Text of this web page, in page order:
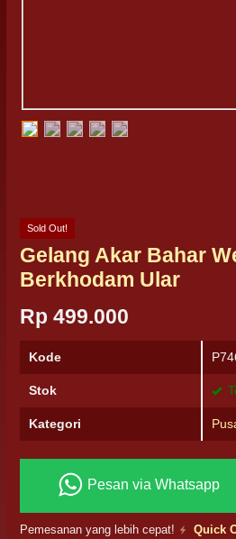
Sold Out!
Gelang Akar Bahar
Berkhodam Ular
Rp 499.000
Kode
Stok
Kategori
Pesan via Whatsapp
Pemesanan yang lebih cepat! Quick